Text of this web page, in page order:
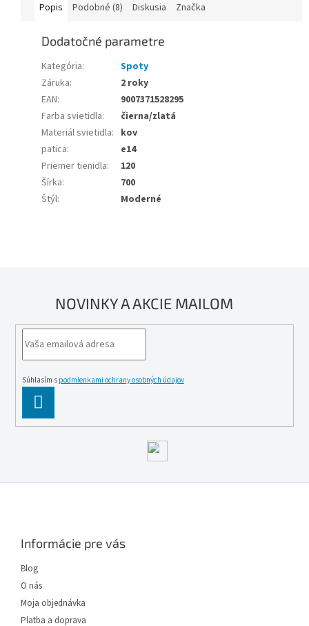
Popis Podobné (8) Diskusia Značka
Dodatočné parametre
Kategória:
Spoty
Záruka:
2 roky
EAN:
9007371528295
Farba svietidla:
čierna/zlatá
Materiál svietidla: kov
patica:
e14
Priemer tienidla:
120
Šírka:
700
Štýl: Moderné
NOVINKY A AKCIE MAILOM
Súhlasím s podmienkami ochrany osobných údajov
SE
Informácie pre vás
Blog
O nás
Moja objednávka
Platba a doprava